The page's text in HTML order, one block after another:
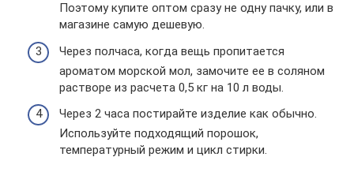
Поэтому купите оптом сразу не одну пачку, или в
магазине самую дешевую.
Через полчаса, когда вещь пропитается
ароматом морской мол, замочите ее в соляном
растворе из расчета 0,5 кг на 10 л воды.
Через 2 часа постирайте изделие как обычно.
Используйте подходящий порошок,
температурный режим и цикл стирки.